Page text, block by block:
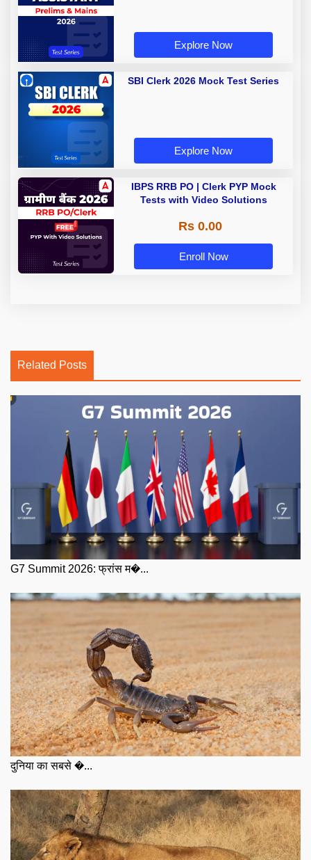
Explore Now
SBI Clerk 2026 Mock Test Series
Explore Now
IBPS RRB PO | Clerk PYP Mock
Tests with Video Solutions
Rs 0.00
Enroll Now
Related Posts
G7 Summit 2026: फ्रांस म�...
दुनिया का सबसे �...